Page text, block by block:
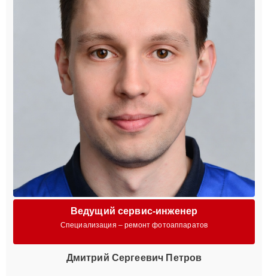
Ведущий сервис-инженер
Специализация – ремонт фотоаппаратов
Дмитрий Сергеевич Петров